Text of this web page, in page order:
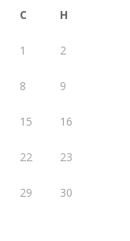
С Н
1 2
8 9
15 16
22 23
29 30